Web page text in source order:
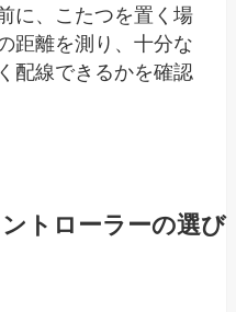
に、こたつを置く場
距離を測り、十分な
配線できるかを確認
トローラーの選び